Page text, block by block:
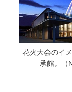
花火大会のイ
承館。（